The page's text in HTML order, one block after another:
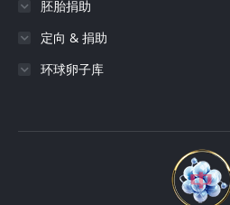
胚胎捐助
定向 & 捐助
环球卵子库